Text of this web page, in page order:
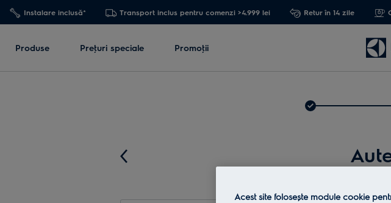
Instalare inclusă* Transport inclus pentru comenzi >4.999 lei Retur în 14 zile
Produse Preţuri speciale Promoţii
Acest site folosește module cookie